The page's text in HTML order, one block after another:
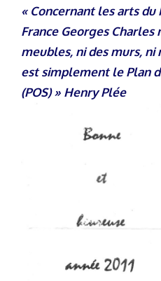
« Concernant les arts du
France Georges Charles
meubles, ni des murs,
est simplement le Plan
(POS) » Henry Plée